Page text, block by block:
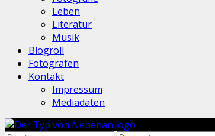
Leben
Literatur
Musik
Blogroll
Fotografen
Kontakt
Impressum
Mediadaten